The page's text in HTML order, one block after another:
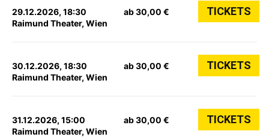
29.12.2026, 18:30
Raimund Theater, Wien
ab 30,00 € TICKETS
30.12.2026, 18:30
Raimund Theater, Wien
ab 30,00 € TICKETS
31.12.2026, 15:00
Raimund Theater, Wien
ab 30,00 € TICKETS